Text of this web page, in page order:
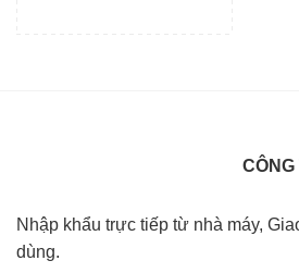
CÔNG
Nhập khẩu trực tiếp từ nhà máy,
dùng.